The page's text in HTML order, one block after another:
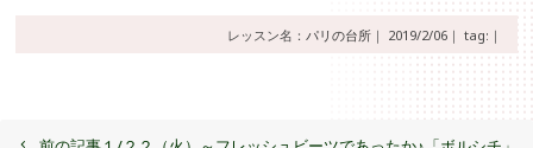
レッスン名： パリの台所 ｜ 2019/2/06｜ tag:｜